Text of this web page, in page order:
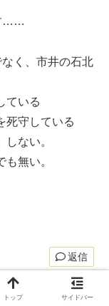
……
く、市井の石北
ている
死守している
ない。
無い。
返信
トップ サイドバー